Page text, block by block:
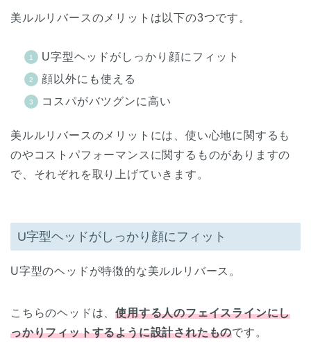
美ルルリバースのメリットは以下の3つです。
U字型ヘッドがしっかり顔にフィット
顔以外にも使える
コスパがバツグンに高い
美ルルリバースのメリットには、使い心地に関するも
のやコストパフォーマンスに関するものがありますの
で、それぞれを取り上げていきます。
U字型ヘッドがしっかり顔にフィット
U字型のヘッドが特徴的な美ルルリバース。
こちらのヘッドは、使用する人のフェイスラインにし
っかりフィットするように設計されたものです。